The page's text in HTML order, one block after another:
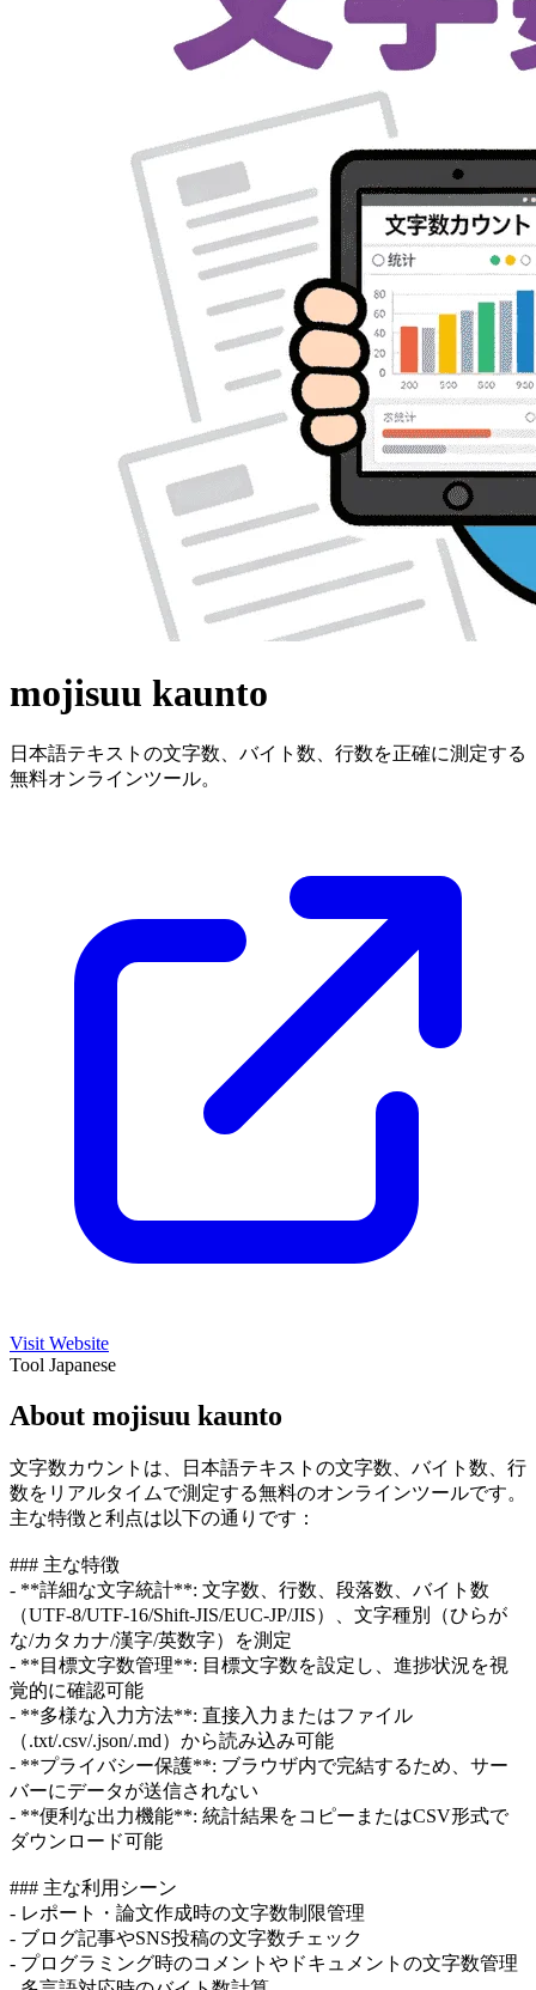
mojisuu kaunto
日本語テキストの文字数、バイト数、行数を正確に測定する
無料オンラインツール。
Visit Website
Tool Japanese
About mojisuu kaunto
文字数カウントは、日本語テキストの文字数、バイト数、行
数をリアルタイムで測定する無料のオンラインツールです。
主な特徴と利点は以下の通りです：
### 主な特徴
- **詳細な文字統計**: 文字数、行数、段落数、バイト数
（UTF-8/UTF-16/Shift-JIS/EUC-JP/JIS）、文字種別（ひらが
な/カタカナ/漢字/英数字）を測定
- **目標文字数管理**: 目標文字数を設定し、進捗状況を視
覚的に確認可能
- **多様な入力方法**: 直接入力またはファイル
（.txt/.csv/.json/.md）から読み込み可能
- **プライバシー保護**: ブラウザ内で完結するため、サー
バーにデータが送信されない
- **便利な出力機能**: 統計結果をコピーまたはCSV形式で
ダウンロード可能
### 主な利用シーン
- レポート・論文作成時の文字数制限管理
- ブログ記事やSNS投稿の文字数チェック
- プログラミング時のコメントやドキュメントの文字数管理